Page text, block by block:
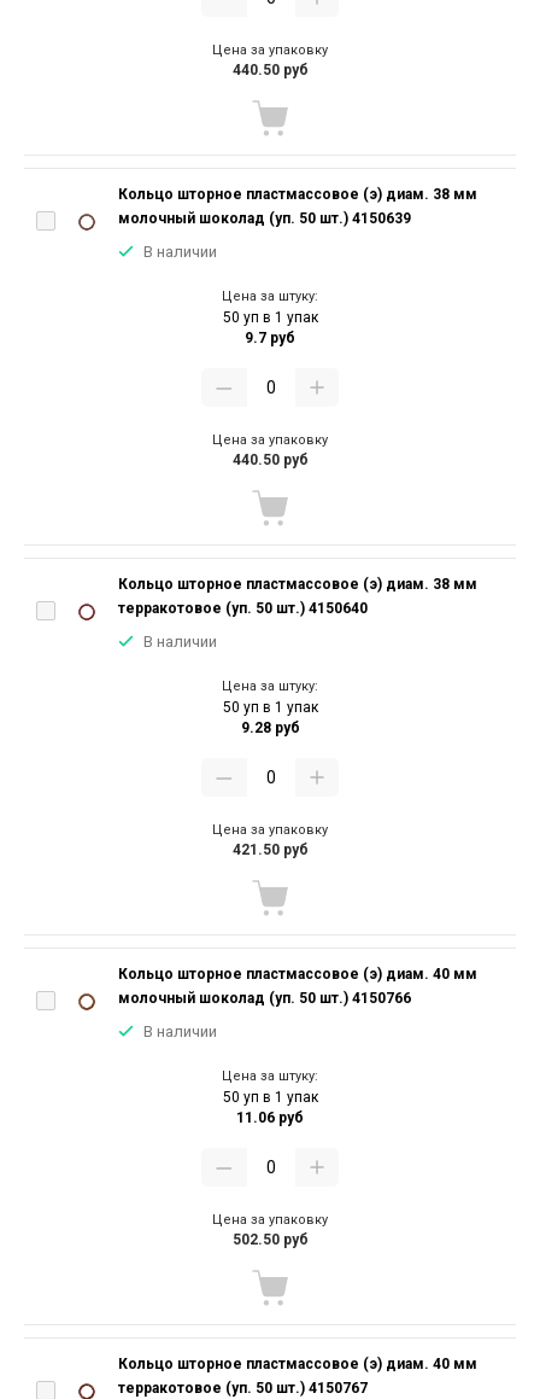
Цена за упаковку
440.50 руб
Кольцо шторное пластмассовое (э) диам. 38 мм
молочный шоколад (уп. 50 шт.) 4150639
В наличии
Цена за штуку:
50 уп в 1 упак
9.7 руб
Цена за упаковку
440.50 руб
Кольцо шторное пластмассовое (э) диам. 38 мм
терракотовое (уп. 50 шт.) 4150640
В наличии
Цена за штуку:
50 уп в 1 упак
9.28 руб
Цена за упаковку
421.50 руб
Кольцо шторное пластмассовое (э) диам. 40 мм
молочный шоколад (уп. 50 шт.) 4150766
В наличии
Цена за штуку:
50 уп в 1 упак
11.06 руб
Цена за упаковку
502.50 руб
Кольцо шторное пластмассовое (э) диам. 40 мм
терракотовое (уп. 50 шт.) 4150767